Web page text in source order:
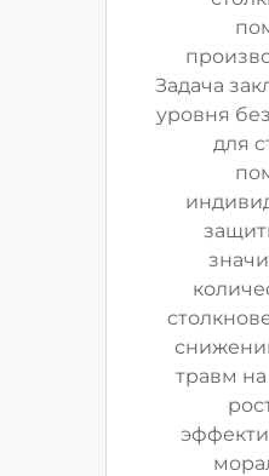
Задача
уровня
для
травм